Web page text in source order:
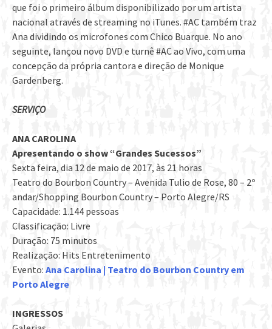
que foi o primeiro álbum disponibilizado por um artista
nacional através de streaming no iTunes. #AC também traz
Ana dividindo os microfones com Chico Buarque. No ano
seguinte, lançou novo DVD e turnê #AC ao Vivo, com uma
concepção da própria cantora e direção de Monique
Gardenberg.
SERVIÇO
ANA CAROLINA
Apresentando o show “Grandes Sucessos”
Sexta feira, dia 12 de maio de 2017, às 21 horas
Teatro do Bourbon Country – Avenida Tulio de Rose, 80 – 2º
andar/Shopping Bourbon Country – Porto Alegre/RS
Capacidade: 1.144 pessoas
Classificação: Livre
Duração: 75 minutos
Realização: Hits Entretenimento
Evento: Ana Carolina | Teatro do Bourbon Country em
Porto Alegre
INGRESSOS